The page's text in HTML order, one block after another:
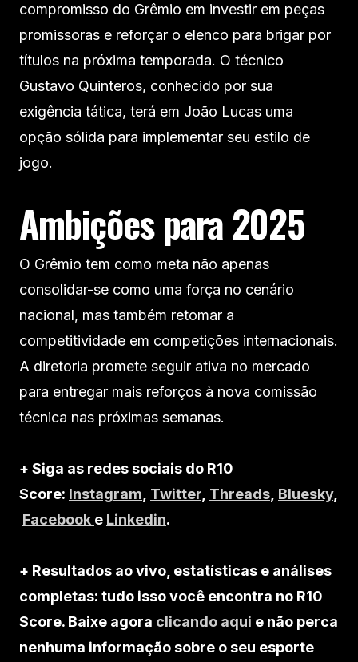
compromisso do Grêmio em investir em peças
promissoras e reforçar o elenco para brigar por
títulos na próxima temporada. O técnico
Gustavo Quinteros, conhecido por sua
exigência tática, terá em João Lucas uma
opção sólida para implementar seu estilo de
jogo.
Ambições para 2025
O Grêmio tem como meta não apenas
consolidar-se como uma força no cenário
nacional, mas também retomar a
competitividade em competições internacionais.
A diretoria promete seguir ativa no mercado
para entregar mais reforços à nova comissão
técnica nas próximas semanas.
+ Siga as redes sociais do R10
Score: Instagram Twitter Threads Bluesky,
Facebook e Linkedin.
+ Resultados ao vivo, estatísticas e análises
completas: tudo isso você encontra no R10
Score. Baixe agora clicando aqui e não perca
nenhuma informação sobre o seu esporte